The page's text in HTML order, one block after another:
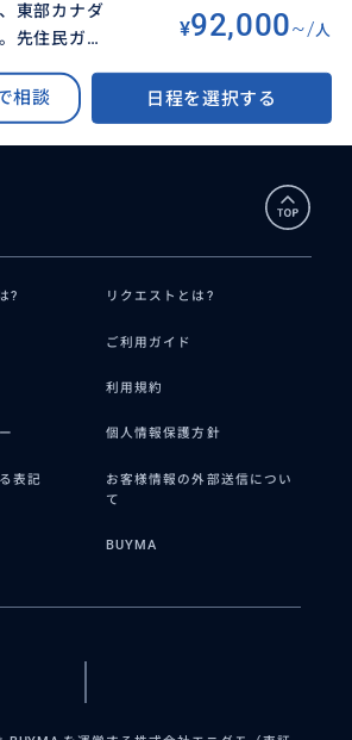
東部カナダ
先住民ガイ
、下山後は
レストラン
数制。写真
¥92,000~/人
相談 日程を選択する
ン島 カップ＆ソーサートレイル ハイキングツア
? リクエストとは?
ご利用ガイド
利用規約
個人情報保護方針
表記
お客様情報の外部送信につい
て
BUYMA